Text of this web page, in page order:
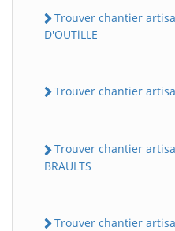
Trouver chantier
D'OUTiLLE
Trouver chantier
Trouver chantier
BRAULTS
Trouver chantier